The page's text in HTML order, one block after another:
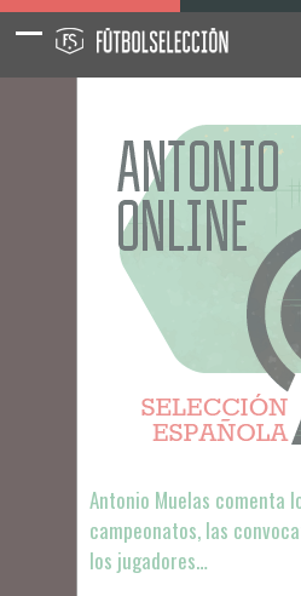
Antonio Muelas comenta
campeonatos, las
los jugadores…